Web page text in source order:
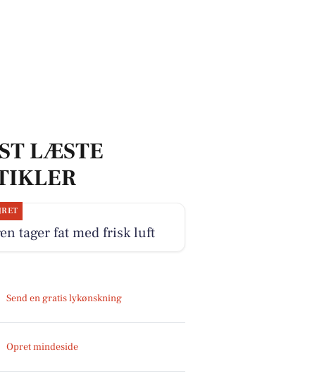
LÆSTE
tager fat med frisk luft
Send en gratis lykønskning
Opret mindeside